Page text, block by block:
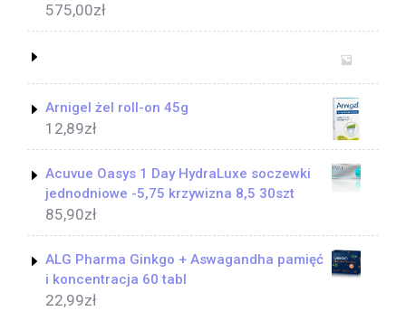
575,00zł
Arnigel żel roll-on 45g
12,89zł
Acuvue Oasys 1 Day HydraLuxe soczewki
jednodniowe -5,75 krzywizna 8,5 30szt
85,90zł
ALG Pharma Ginkgo + Aswagandha pamięć
i koncentracja 60 tabl
22,99zł